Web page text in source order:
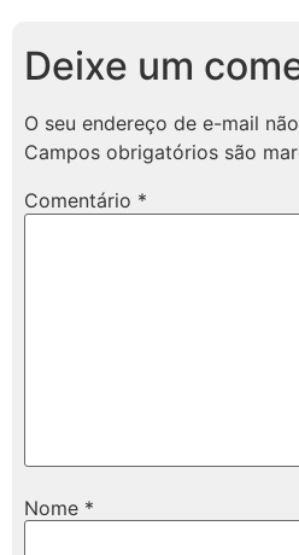
Deixe um
O seu endereço de e-mail
Campos obrigatórios são
Comentário *
Nome *